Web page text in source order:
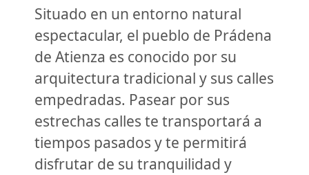
Situado en un entorno natural
espectacular, el pueblo de Prádena
de Atienza es conocido por su
arquitectura tradicional y sus calles
empedradas. Pasear por sus
estrechas calles te transportará a
tiempos pasados y te permitirá
disfrutar de su tranquilidad y